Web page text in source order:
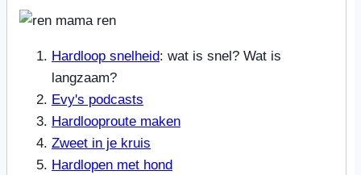
Hardloop snelheid: wat is snel? Wat is
langzaam?
Evy's podcasts
Hardlooproute maken
Zweet in je kruis
Hardlopen met hond